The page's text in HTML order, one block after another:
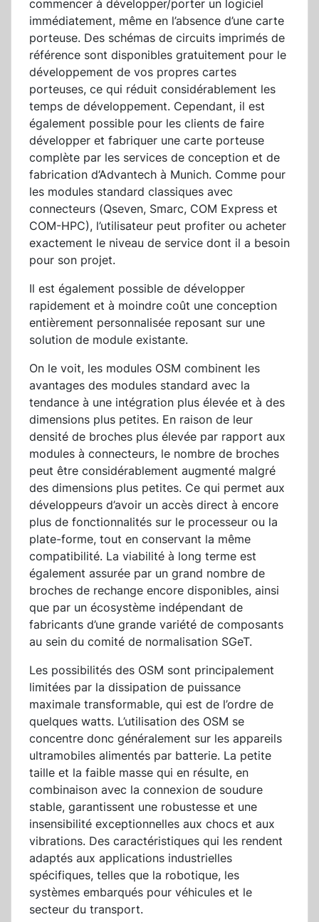
commencer à développer/porter un logiciel
immédiatement, même en l’absence d’une carte
porteuse. Des schémas de circuits imprimés de
référence sont disponibles gratuitement pour le
développement de vos propres cartes
porteuses, ce qui réduit considérablement les
temps de développement. Cependant, il est
également possible pour les clients de faire
développer et fabriquer une carte porteuse
complète par les services de conception et de
fabrication d’Advantech à Munich. Comme pour
les modules standard classiques avec
connecteurs (Qseven, Smarc, COM Express et
COM-HPC), l’utilisateur peut profiter ou acheter
exactement le niveau de service dont il a besoin
pour son projet.
Il est également possible de développer
rapidement et à moindre coût une conception
entièrement personnalisée reposant sur une
solution de module existante.
On le voit, les modules OSM combinent les
avantages des modules standard avec la
tendance à une intégration plus élevée et à des
dimensions plus petites. En raison de leur
densité de broches plus élevée par rapport aux
modules à connecteurs, le nombre de broches
peut être considérablement augmenté malgré
des dimensions plus petites. Ce qui permet aux
développeurs d’avoir un accès direct à encore
plus de fonctionnalités sur le processeur ou la
plate-forme, tout en conservant la même
compatibilité. La viabilité à long terme est
également assurée par un grand nombre de
broches de rechange encore disponibles, ainsi
que par un écosystème indépendant de
fabricants d’une grande variété de composants
au sein du comité de normalisation SGeT.
Les possibilités des OSM sont principalement
limitées par la dissipation de puissance
maximale transformable, qui est de l’ordre de
quelques watts. L’utilisation des OSM se
concentre donc généralement sur les appareils
ultramobiles alimentés par batterie. La petite
taille et la faible masse qui en résulte, en
combinaison avec la connexion de soudure
stable, garantissent une robustesse et une
insensibilité exceptionnelles aux chocs et aux
vibrations. Des caractéristiques qui les rendent
adaptés aux applications industrielles
spécifiques, telles que la robotique, les
systèmes embarqués pour véhicules et le
secteur du transport.